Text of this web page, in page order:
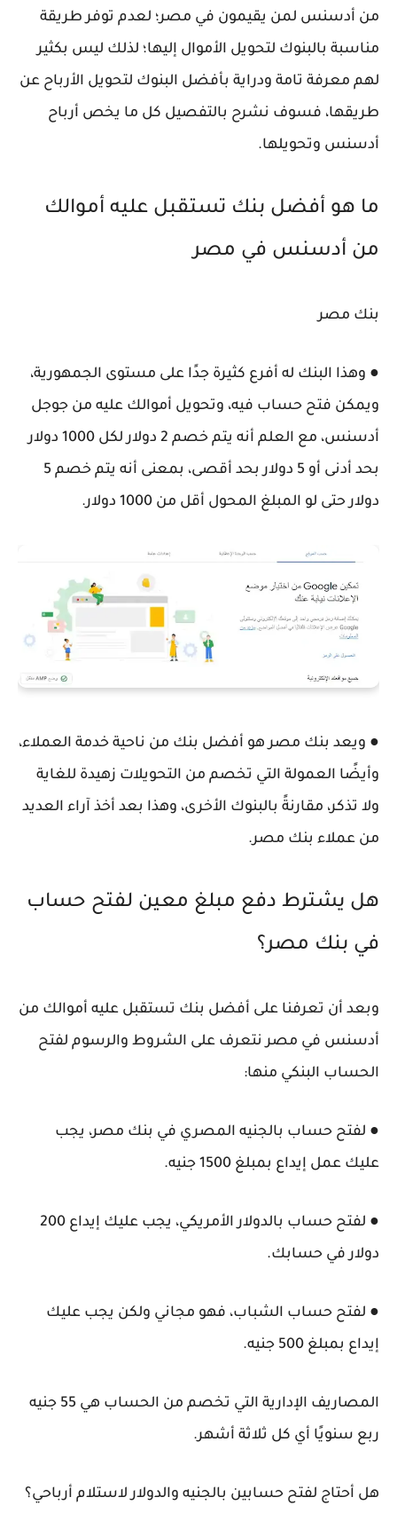
من أدسنس لمن يقيمون في مصر؛ لعدم توفر طريقة
مناسبة بالبنوك لتحويل الأموال إليها؛ لذلك ليس بكثير
لهم معرفة تامة ودراية بأفضل البنوك لتحويل الأرباح عن
طريقها، فسوف نشرح بالتفصيل كل ما يخص أرباح
أدسنس وتحويلها.
ما هو أفضل بنك تستقبل عليه أموالك
من أدسنس في مصر
بنك مصر
● وهذا البنك له أفرع كثيرة جدًا على مستوى الجمهورية،
ويمكن فتح حساب فيه، وتحويل أموالك عليه من جوجل
أدسنس، مع العلم أنه يتم خصم 2 دولار لكل 1000 دولار
بحد أدنى أو 5 دولار بحد أقصى، بمعنى أنه يتم خصم 5
دولار حتى لو المبلغ المحول أقل من 1000 دولار.
● ويعد بنك مصر هو أفضل بنك من ناحية خدمة العملاء،
وأيضًا العمولة التي تخصم من التحويلات زهيدة للغاية
ولا تذكر، مقارنةً بالبنوك الأخرى، وهذا بعد أخذ آراء العديد
من عملاء بنك مصر.
هل يشترط دفع مبلغ معين لفتح حساب
في بنك مصر؟
وبعد أن تعرفنا على أفضل بنك تستقبل عليه أموالك من
أدسنس في مصر نتعرف على الشروط والرسوم لفتح
الحساب البنكي منها:
● لفتح حساب بالجنيه المصري في بنك مصر، يجب
عليك عمل إيداع بمبلغ 1500 جنيه.
● لفتح حساب بالدولار الأمريكي، يجب عليك إيداع 200
دولار في حسابك.
● لفتح حساب الشباب، فهو مجاني ولكن يجب عليك
إيداع بمبلغ 500 جنيه.
المصاريف الإدارية التي تخصم من الحساب هي 55 جنيه
ربع سنويًا أي كل ثلاثة أشهر.
هل أحتاج لفتح حسابين بالجنيه والدولار لاستلام أرباحي؟